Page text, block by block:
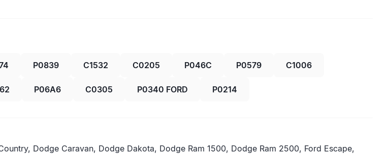
P0839 C1532 C0205 P046C P0579 C1006
P06A6 C0305 P0340 FORD P0214
Dodge Caravan, Dodge Dakota, Dodge Ram 1500, Dodge Ram 2500, Ford Escape,